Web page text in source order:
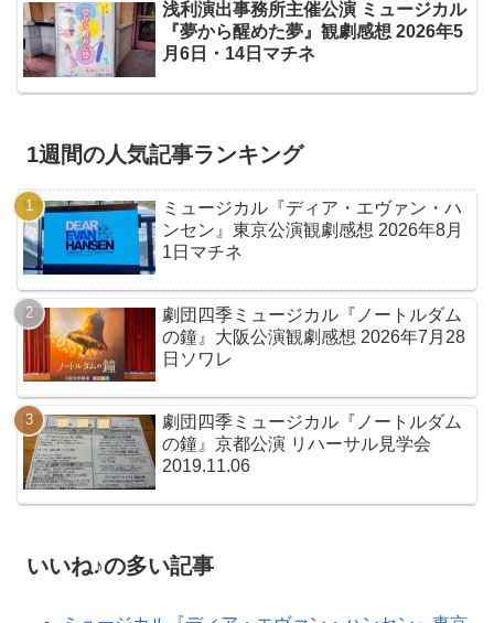
浅利演出事務所主催公演 ミュージカル
『夢から醒めた夢』観劇感想 2026年5
月6日・14日マチネ
1週間の人気記事ランキング
ミュージカル『ディア・エヴァン・ハ
ンセン』東京公演観劇感想 2026年8月
1日マチネ
劇団四季ミュージカル『ノートルダム
の鐘』大阪公演観劇感想 2026年7月28
日ソワレ
劇団四季ミュージカル『ノートルダム
の鐘』京都公演 リハーサル見学会
2019.11.06
いいね♪の多い記事